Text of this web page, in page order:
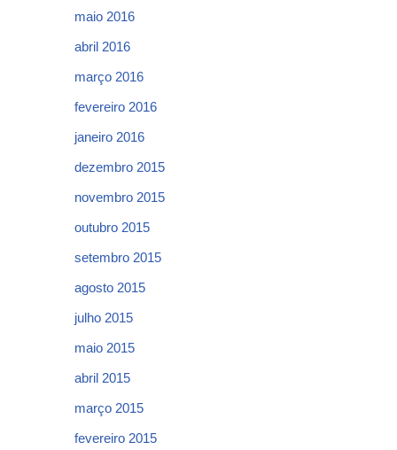
maio 2016
abril 2016
março 2016
fevereiro 2016
janeiro 2016
dezembro 2015
novembro 2015
outubro 2015
setembro 2015
agosto 2015
julho 2015
maio 2015
abril 2015
março 2015
fevereiro 2015